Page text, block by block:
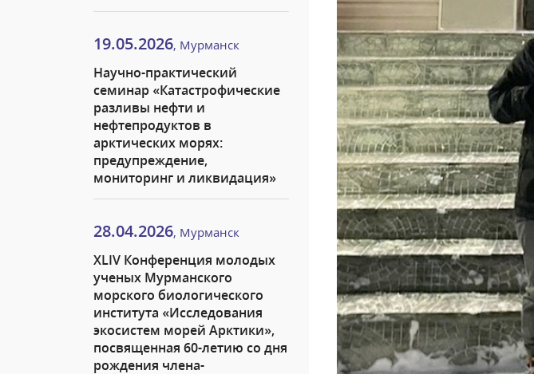
19.05.2026, Мурманск
Научно-практический
семинар «Катастрофические
разливы нефти и
нефтепродуктов в
арктических морях:
предупреждение,
мониторинг и ликвидация»
28.04.2026, Мурманск
XLIV Конференция молодых
ученых Мурманского
морского биологического
института «Исследования
экосистем морей Арктики»,
посвященная 60-летию со дня
рождения члена-